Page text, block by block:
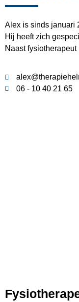
Alex is sinds januari
Hij heeft zich
Naast
06 - 10 40 21 65